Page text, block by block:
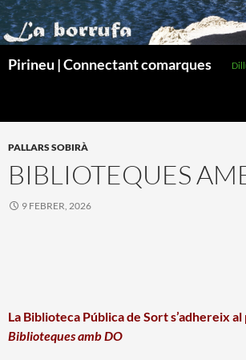
Pirineu | Connectant comarques
CONTINGUT
PALLARS SOBIRÀ
BIBLIOTEQUES
9 FEBRER, 2026
La Biblioteca Pública de Sort s’adhereix
Biblioteques amb DO